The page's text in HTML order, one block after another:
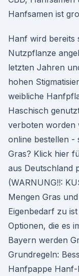
Hanfsamen ist
Hanf wird bereits
Nutzpflanze
letzten Jahren
hohen
weibliche
Haschisch
verboten worden
online bestellen -
Gras? Klick hier
aus Deutschland
(WARNUNG!!:
Mengen Gras
Eigenbedarf zu
Optionen, die es
Bayern werden
Grundregeln:
Hanfpappe